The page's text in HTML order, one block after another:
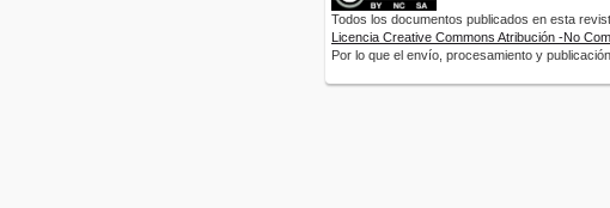
Todos los documentos publicados en esta
Licencia Creative Commons Atribución -No
Por lo que el envío, procesamiento y